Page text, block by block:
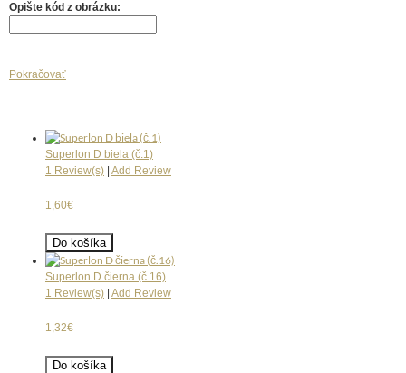
Opište kód z obrázku:
Pokračovať
Superlon D biela (č.1)
1 Review(s) Add Review
1,60€
Do košíka
Superlon D čierna (č.16)
1 Review(s) Add Review
1,32€
Do košíka